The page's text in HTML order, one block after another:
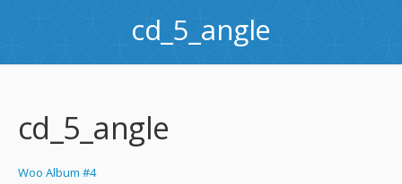
cd_5_angle
cd_5_angle
Woo Album #4